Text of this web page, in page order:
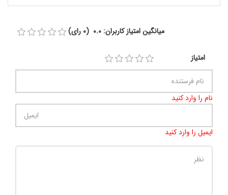
میانگین امتیاز کاربران: 0.0 (0 رای)
امتیاز
نام را وارد کنید
ایمیل را وارد کنید